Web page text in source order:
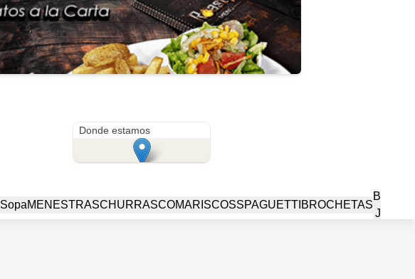
Donde estamos
SopaMENESTRASCHURRASCOMARISCOSSPAGUETTI BROCHETAS